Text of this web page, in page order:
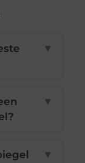
▼
▼
▼